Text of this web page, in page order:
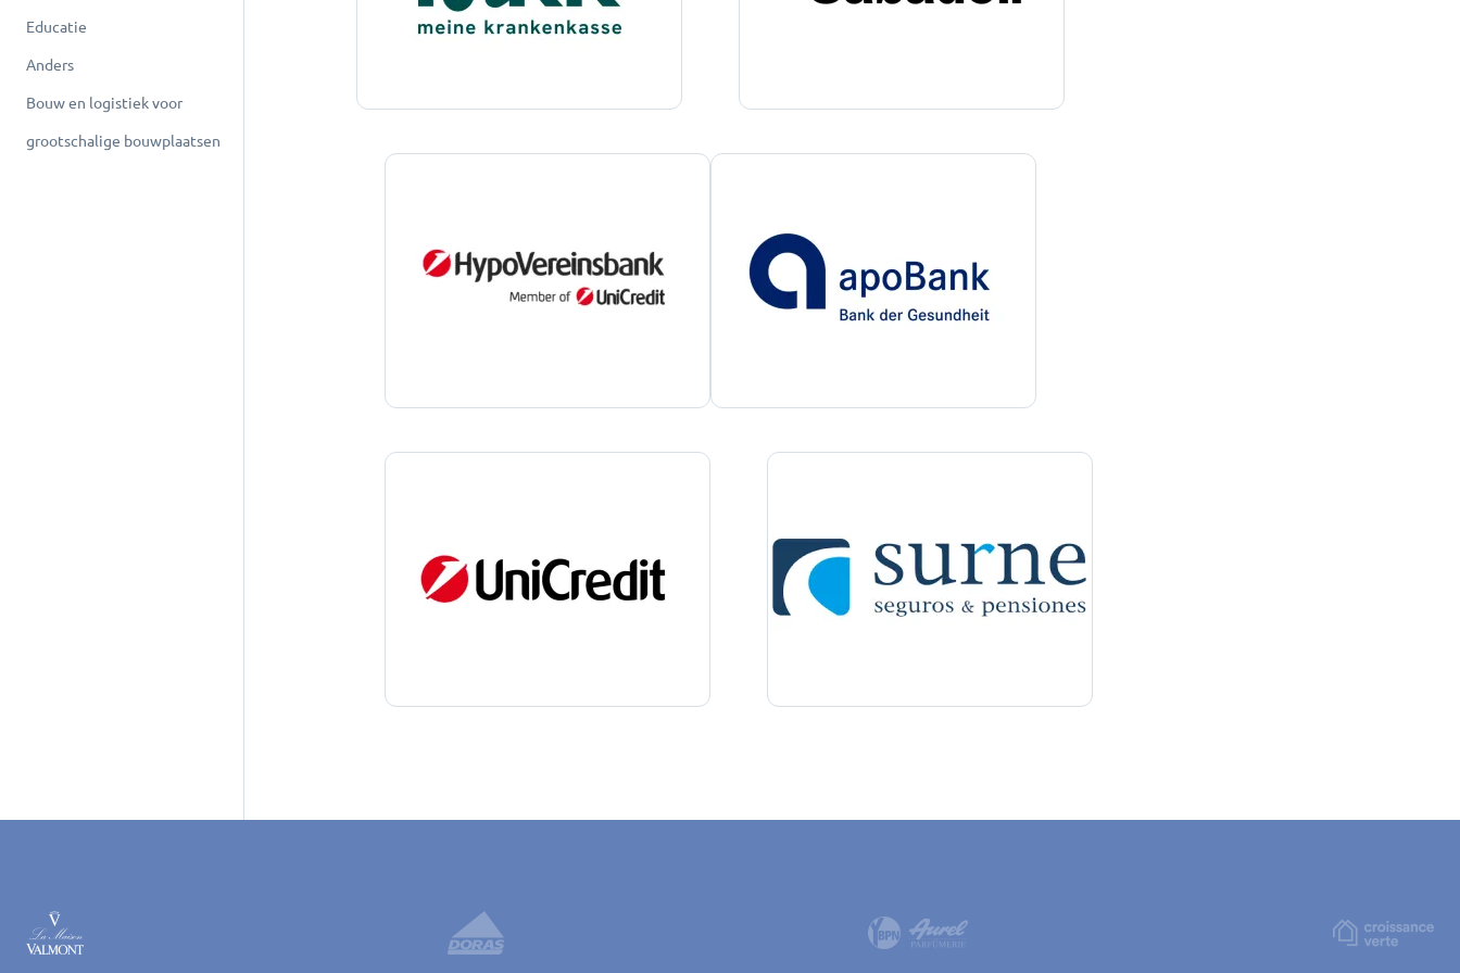
Educatie
Anders
Bouw en logistiek voor
grootschalige bouwplaatsen